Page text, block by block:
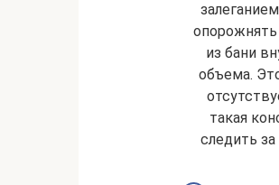
из бани
объема.
такая
следить